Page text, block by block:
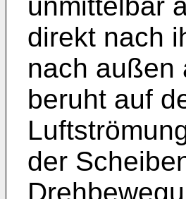
direkt nach
nach außen
beruht auf
der